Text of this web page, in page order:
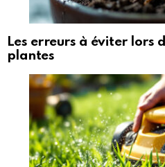
Les erreurs à éviter lors
plantes